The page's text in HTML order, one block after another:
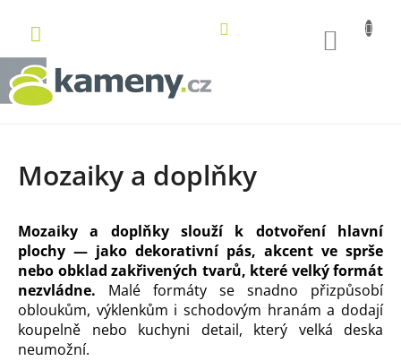
obsah
Mozaiky a doplňky
Mozaiky a doplňky slouží k dotvoření hlavní
plochy — jako dekorativní pás, akcent ve sprše
nebo obklad zakřivených tvarů, které velký formát
nezvládne. Malé formáty se snadno přizpůsobí
obloukům, výklenkům i schodovým hranám a dodají
koupelně nebo kuchyni detail, který velká deska
neumožní.